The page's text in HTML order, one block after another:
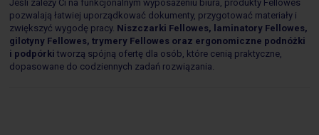
Jeśli zależy Ci na funkcjonalnym wyposażeniu biura, produkty Fellowes
pozwalają łatwiej uporządkować dokumenty, przygotować materiały i
zwiększyć wygodę pracy. Niszczarki Fellowes, laminatory Fellowes,
gilotyny Fellowes, trymery Fellowes oraz ergonomiczne podnóżki
i podpórki tworzą spójną ofertę dla osób, które cenią praktyczne,
dopasowane do codziennych zadań rozwiązania.